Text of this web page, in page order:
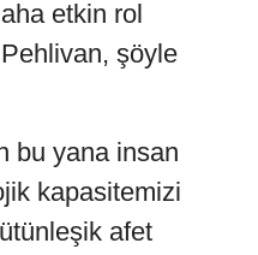
etkin rol
Pehlivan, şöyle
bu yana insan
kapasitemizi
afet